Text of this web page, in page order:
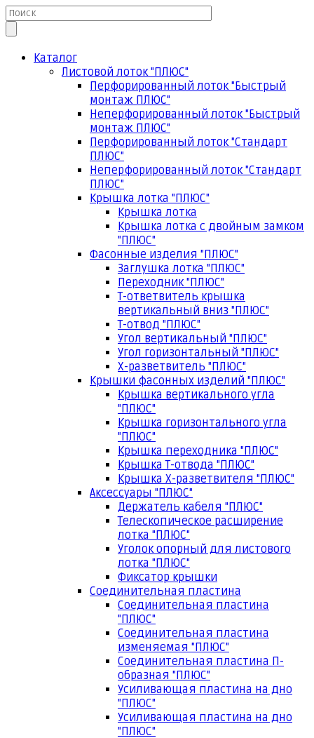
Каталог
Листовой лоток "ПЛЮС"
Перфорированный лоток "Быстрый
монтаж ПЛЮС"
Неперфорированный лоток "Быстрый
монтаж ПЛЮС"
Перфорированный лоток "Стандарт
ПЛЮС"
Неперфорированный лоток "Стандарт
ПЛЮС"
Крышка лотка "ПЛЮС"
Крышка лотка
Крышка лотка с двойным замком
"ПЛЮС"
Фасонные изделия "ПЛЮС"
Заглушка лотка "ПЛЮС"
Переходник "ПЛЮС"
Т-ответвитель крышка
вертикальный вниз "ПЛЮС"
Т-отвод "ПЛЮС"
Угол вертикальный "ПЛЮС"
Угол горизонтальный "ПЛЮС"
Х-разветвитель "ПЛЮС"
Крышки фасонных изделий "ПЛЮС"
Крышка вертикального угла
"ПЛЮС"
Крышка горизонтального угла
"ПЛЮС"
Крышка переходника "ПЛЮС"
Крышка Т-отвода "ПЛЮС"
Крышка Х-разветвителя "ПЛЮС"
Аксессуары "ПЛЮС"
Держатель кабеля "ПЛЮС"
Телескопическое расширение
лотка "ПЛЮС"
Уголок опорный для листового
лотка "ПЛЮС"
Фиксатор крышки
Соединительная пластина
Соединительная пластина
"ПЛЮС"
Соединительная пластина
изменяемая "ПЛЮС"
Соединительная пластина П-
образная "ПЛЮС"
Усиливающая пластина на дно
"ПЛЮС"
Усиливающая пластина на дно
"ПЛЮС"